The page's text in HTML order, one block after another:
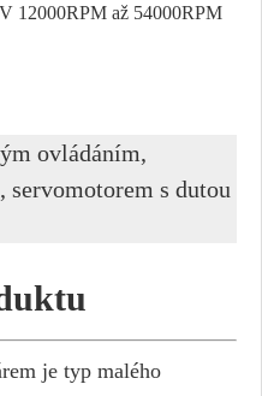
12000RPM až 54000RPM
ovládáním,
s dutou
je typ malého